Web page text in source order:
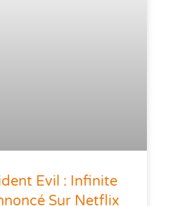
Evil : Infinite
Sur Netflix